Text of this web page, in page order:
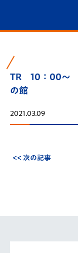
TR 10：00～
の館
2021.03.09
<< 次の記事